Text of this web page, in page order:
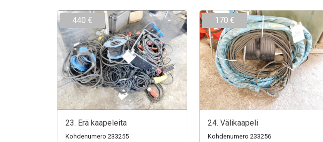
440 €
23. Erä kaapeleita
Kohdenumero 233255
170 €
24. Välikaapeli
Kohdenumero 233256